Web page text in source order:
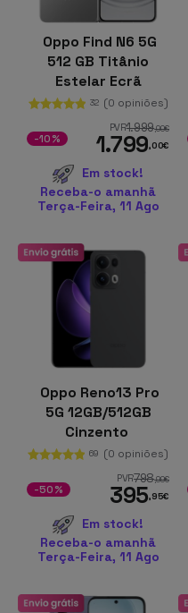
Oppo Find N6 5G
512 GB Titânio
Estelar Ecrã
dobrável 16 GB de
RAM Processador
Snapdragon
32 (0 opiniões)
PVR1.999,00€
1.799,00€
-10%
Em stock!
Receba-o amanhã
Terça-Feira, 11 Ago
Oppo Reno13 Pro
5G 12GB/512GB
Cinzento
69 (0 opiniões)
PVR798,99€
395,95€
-50%
Em stock!
Receba-o amanhã
Terça-Feira, 11 Ago